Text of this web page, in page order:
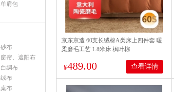
单肩包
砂布
窗帘、遮阳布
白绸布
绒布
桌布
京东京造 60支长绒棉A类床上四件套 暖
柔磨毛工艺 1.8米床 枫叶棕
¥489.00 查看详情